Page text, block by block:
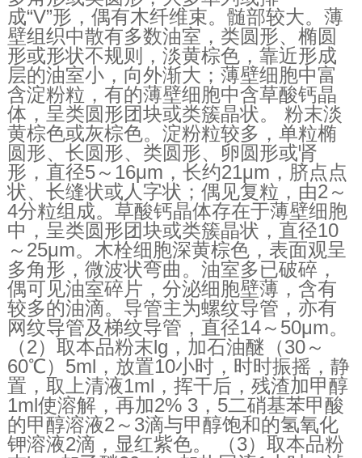
成“V”形，偶有木纤维束。髄部较大。薄
壁组织中散有多数油室，类圆形、椭圆
形或形状不规则，淡黄棕色，靠近形成
层的油室小，向外渐大；薄壁细胞中富
含淀粉粒，有的薄壁细胞中含草酸钙晶
体，呈类圆形团块或类簇晶状。 粉末淡
黄棕色或灰棕色。淀粉粒较多，单粒椭
圆形、长圆形、类圆形、卵圆形或肾
形，直径5～16μm，长约21μm，脐点点
状、长缝状或人字状；偶见复粒，由2～
4分粒组成。草酸钙晶体存在于薄壁细胞
中，呈类圆形团块或类簇晶状，直径10
～25μm。木栓细胞深黄棕色，表面观呈
多角形，微波状弯曲。油室多已破碎，
偶可见油室碎片，分泌细胞壁薄，含有
较多的油滴。导管主为螺纹导管，亦有
网纹导管及梯纹导管，直径14～50μm。
（2）取本品粉末lg，加石油醚（30～
60℃）5ml，放置10小时，时时振摇，静
置，取上清液1ml，挥干后，残渣加甲醇
1ml使溶解，再加2% 3，5二硝基苯甲酸
的甲醇溶液2～3滴与甲醇饱和的氢氧化
钾溶液2滴，显红紫色。 （3）取本品粉